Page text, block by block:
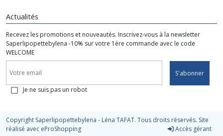
Actualités
Recevez les promotions et nouveautés. Inscrivez-vous à la newsletter
Saperlipopettebylena -10% sur votre 1ère commande avec le code
WELCOME
S'abonner
Je ne suis pas un robot
Copyright Saperlipopettebylena - Léna TAFAT. Tous droits réservés. Site
réalisé avec eProShopping Accès gérant